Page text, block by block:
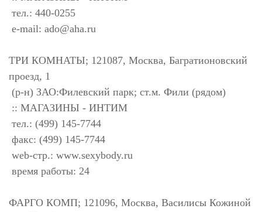
тел.: 440-0255
e-mail: ado@aha.ru
ТРИ КОМНАТЫ; 121087, Москва, Багратионовский
проезд, 1
(р-н) ЗАО:Филевский парк; ст.м. Фили (рядом)
:: МАГАЗИНЫ - ИНТИМ
тел.: (499) 145-7744
факс: (499) 145-7744
web-стр.: www.sexybody.ru
время работы: 24
ФАРГО КОМП; 121096, Москва, Василисы Кожиной